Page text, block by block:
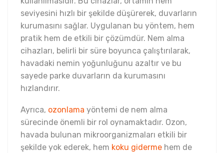
seviyesini hızlı bir şekilde düşürerek, duvarların
kurumasını sağlar. Uygulanan bu yöntem, hem
pratik hem de etkili bir çözümdür. Nem alma
cihazları, belirli bir süre boyunca çalıştırılarak,
havadaki nemin yoğunluğunu azaltır ve bu
sayede parke duvarların da kurumasını
hızlandırır.
Ayrıca, ozonlama yöntemi de nem alma
sürecinde önemli bir rol oynamaktadır. Ozon,
havada bulunan mikroorganizmaları etkili bir
şekilde yok ederek, hem koku giderme hem de